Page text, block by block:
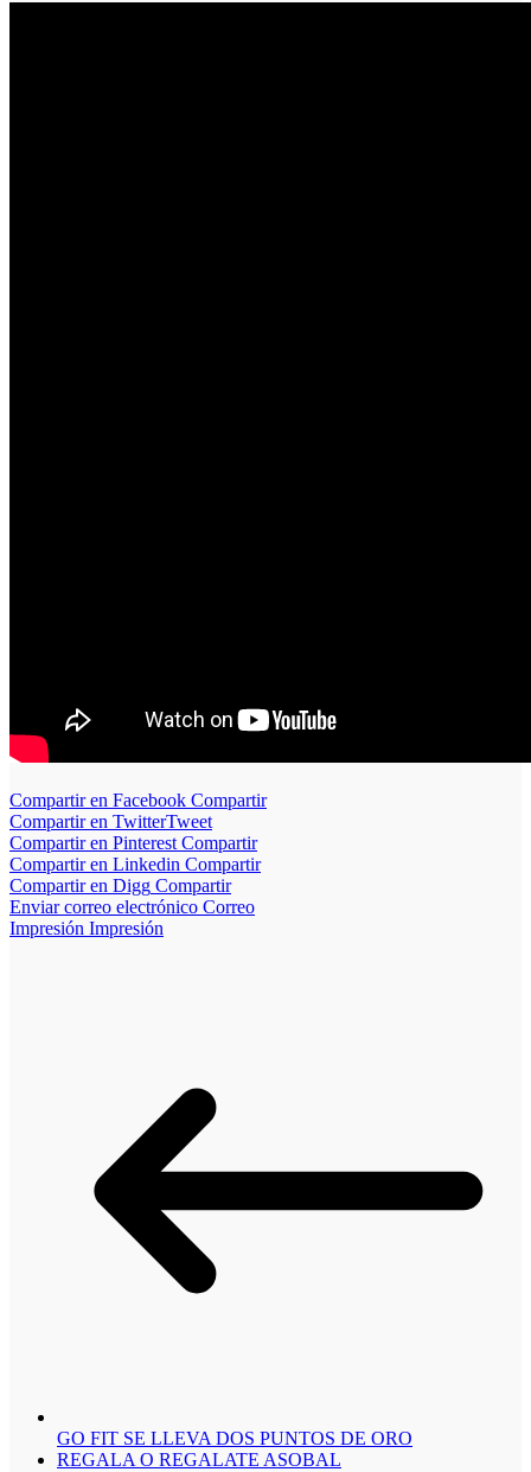
Compartir en Facebook Compartir
Compartir en TwitterTweet
Compartir en Pinterest Compartir
Compartir en Linkedin Compartir
Compartir en Digg Compartir
Enviar correo electrónico Correo
Impresión Impresión
GO FIT SE LLEVA DOS PUNTOS DE ORO
REGALA O REGALATE ASOBAL